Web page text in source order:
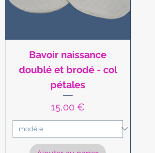
Bavoir naissance
doublé et brodé - col
pétales
Prix
15,00 €